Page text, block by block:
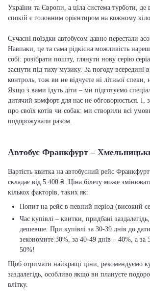
України та Європи, а ціла система турботи, де
спокій є головним орієнтиром на кожному
Сучасні поїздки автобусом давно перестали
Навпаки, це та сама рідкісна можливість
собі: розібрати пошту, глянути нову серію
заснути під тиху музику. За погоду всередині
контроль, тож ви не відчуєте ні літньої спеки,
Якщо з вами їдуть діти – ми підготуємо
дитячий комфорт для нас не обговорюється. І,
про своїх котів чи собак: ми створили всі
подорожували разом.
Автобус Франкфурт –
Вартість квитка на автобусний рейс
складає від 5 400 ₴. Ціна білету може
кількох факторів, таких як:
Попит на рейс в певний період (високий
Час купівлі – квитки, придбані
дешевше. При купівлі за 30-39 днів до
зекономите 30%, за 40-49 днів – 40%, а за
50%!
Щоб отримати найкращі ціни, рекомендуємо
заздалегідь, особливо якщо ви плануєте
влітку.